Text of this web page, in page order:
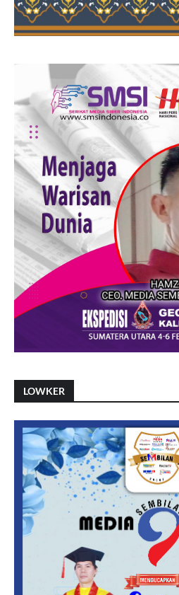
LOWKER